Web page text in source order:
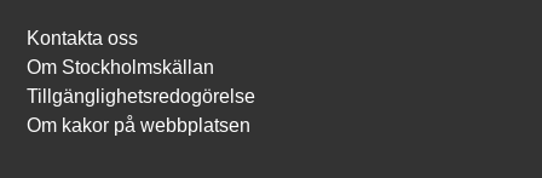
Kontakta oss
Om Stockholmskällan
Tillgänglighetsredogörelse
Om kakor på webbplatsen